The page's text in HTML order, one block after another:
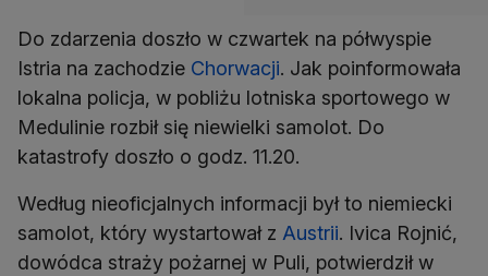
Do zdarzenia doszło w czwartek na półwyspie
Istria na zachodzie Chorwacji. Jak poinformowała
lokalna policja, w pobliżu lotniska sportowego w
Medulinie rozbił się niewielki samolot. Do
katastrofy doszło o godz. 11.20.
Według nieoficjalnych informacji był to niemiecki
samolot, który wystartował z Austrii. Ivica Rojnić,
dowódca straży pożarnej w Puli, potwierdził w